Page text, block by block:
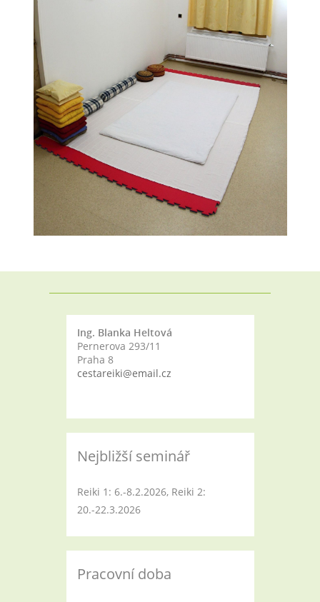
Ing. Blanka Heltová
Pernerova 293/11
Praha 8
cestareiki@email.cz
Nejbližší seminář
Reiki 1: 6.-8.2.2026, Reiki 2:
20.-22.3.2026
Pracovní doba